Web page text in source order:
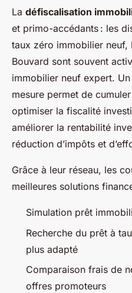
La défiscalisation
et primo-accédants : les
taux zéro immobilier neuf,
Bouvard sont souvent
immobilier neuf expert.
mesure permet de
optimiser la fiscalité
améliorer la rentabilité
réduction d’impôts et
Grâce à leur réseau, les
meilleures solutions
Simulation prêt
Recherche du prêt à
plus adapté
Comparaison frais de
offres promoteurs